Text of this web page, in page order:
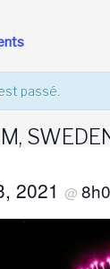
passé.
2021 @